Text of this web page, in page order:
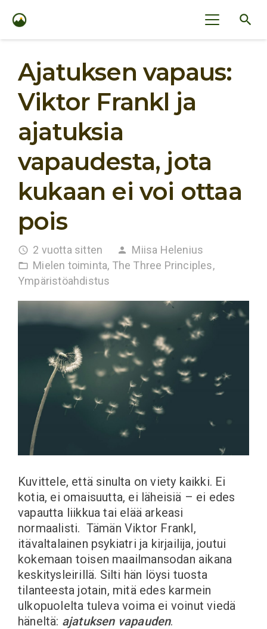
search
Ajatuksen vapaus:
Viktor Frankl ja
ajatuksia
vapaudesta, jota
kukaan ei voi ottaa
pois
access_time 2 vuotta sitten person Miisa Helenius
folder_open Mielen toiminta, The Three Principles,
Ympäristöahdistus
Kuvittele, että sinulta on viety kaikki. Ei
kotia, ei omaisuutta, ei läheisiä – ei edes
vapautta liikkua tai elää arkeasi
normaalisti. Tämän Viktor Frankl,
itävaltalainen psykiatri ja kirjailija, joutui
kokemaan toisen maailmansodan aikana
keskitysleirillä. Silti hän löysi tuosta
tilanteesta jotain, mitä edes karmein
ulkopuolelta tuleva voima ei voinut viedä
häneltä: ajatuksen vapauden.